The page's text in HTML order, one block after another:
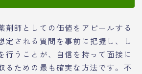
剤師としての価値をアピールする
定される質問を事前に把握し、し
行うことが、自信を持って面接に
るための最も確実な方法です。不